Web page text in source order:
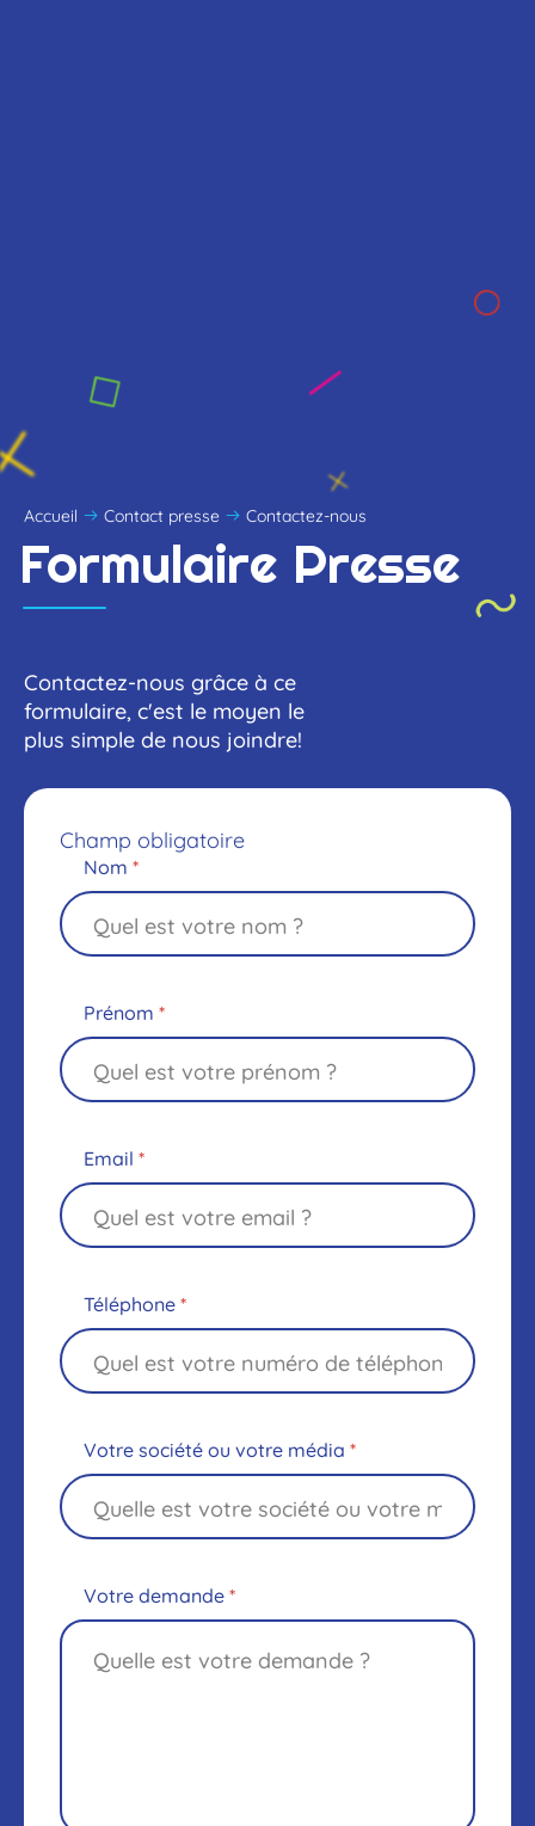
Accueil Contact presse Contactez-nous
Formulaire Presse
Contactez-nous grâce à ce
formulaire, c'est le moyen le
plus simple de nous joindre!
Champ obligatoire
Nom *
Prénom *
Email *
Téléphone*
Votre société ou votre média *
Votre demande*